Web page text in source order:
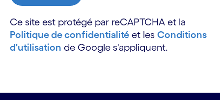
Ce site est protégé par reCAPTCHA et la
Politique de confidentialité et les Conditions
d'utilisation de Google s'appliquent.